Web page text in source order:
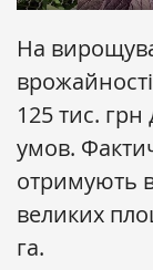
На
125 тис. грн
умов.
отримують
великих
га.